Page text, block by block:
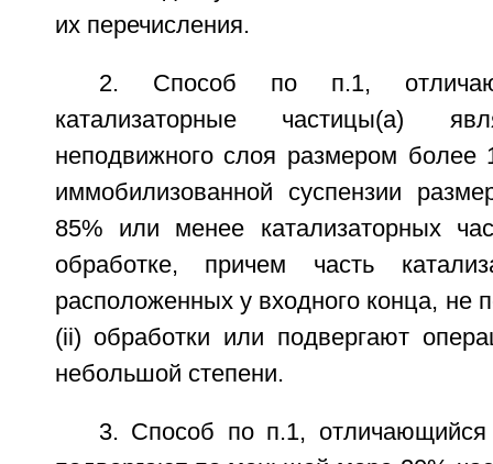
их перечисления.
2. Способ по п.1,
катализаторные частицы(а)
неподвижного слоя размером
иммобилизованной суспензии
85% или менее катализаторных
обработке, причем часть
расположенных у входного конца, не
(ii) обработки или подвергают
небольшой степени.
3. Способ по п.1, отличающийся